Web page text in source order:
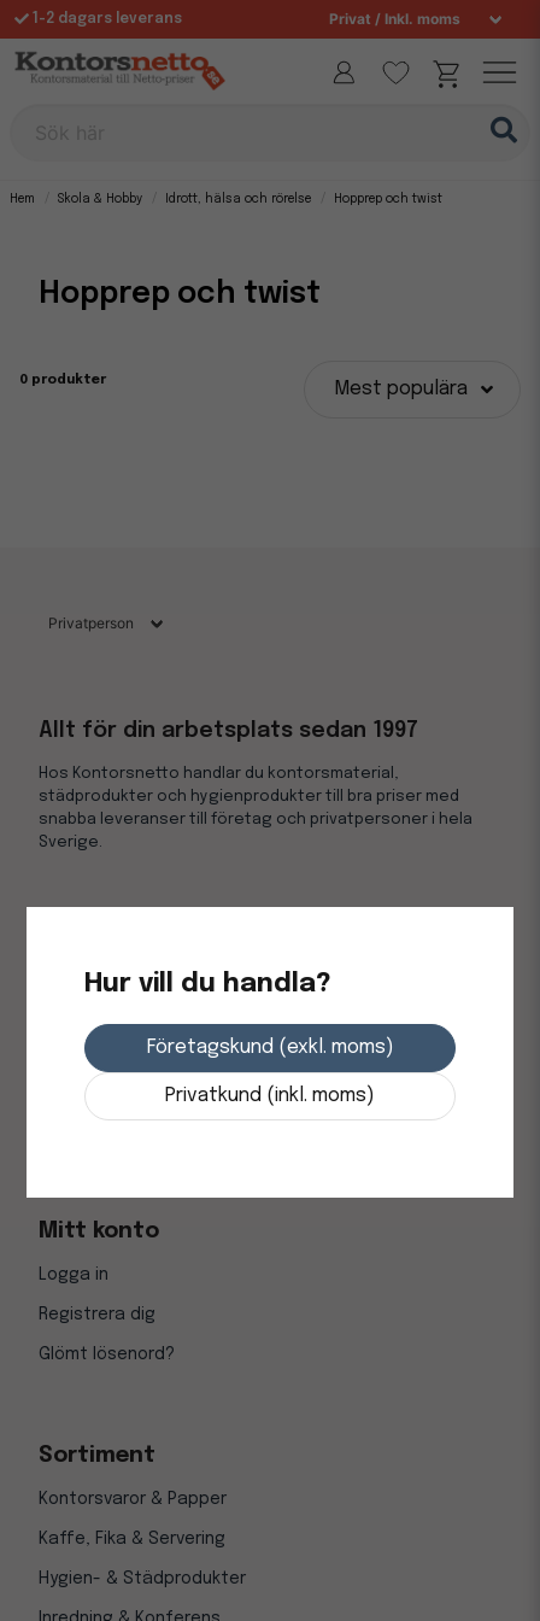
1-2 dagars leverans
Fri frakt över 995 kr
Hem Skola & Hobby Idrott, hälsa och rörelse Hopprep och twist
Hopprep och twist
0 produkter Mest populära
Hur vill du handla?
Företagskund (exkl. moms)
Privatkund (inkl. moms)
Allt för din arbetsplats sedan 1997
Hos Kontorsnetto handlar du kontorsmaterial,
städprodukter och hygienprodukter till bra priser med
snabba leveranser till företag och privatpersoner i hela
Sverige.
Kontakta oss
Integritetspolicy
Vanliga frågor (FAQ)
Mitt konto
Logga in
Registrera dig
Glömt lösenord?
Sortiment
Kontorsvaror & Papper
Kaffe, Fika & Servering
Hygien- & Städprodukter